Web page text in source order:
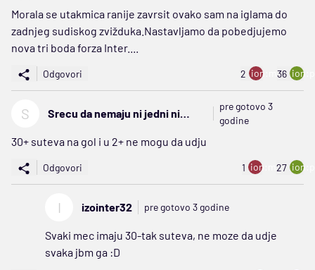
Morala se utakmica ranije zavrsit ovako sam na iglama do
zadnjeg sudiskog zvižduka.Nastavljamo da pobedjujemo
nova tri boda forza Inter....
Odgovori 2 ion:minus
36
S
Srecu da nemaju ni jedni ni
pre gotovo 3
godine
30+ suteva na gol i u 2+ ne mogu da udju
Odgovori 1 ion:minus
27
I izointer32 pre gotovo 3 godine
Svaki mec imaju 30-tak suteva, ne moze da udje
svaka jbm ga :D